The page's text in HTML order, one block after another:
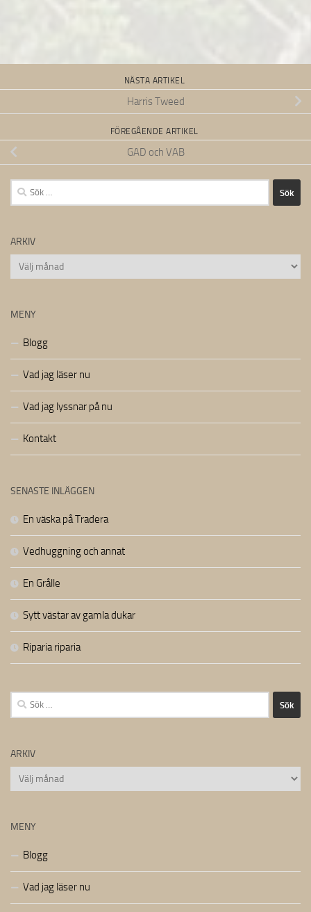
NÄSTA ARTIKEL
Harris Tweed
FÖREGÅENDE ARTIKEL
GAD och VAB
Sök
efter:
ARKIV
Arkiv
MENY
Blogg
Vad jag läser nu
Vad jag lyssnar på nu
Kontakt
SENASTE INLÄGGEN
En väska på Tradera
Vedhuggning och annat
En Grålle
Sytt västar av gamla dukar
Riparia riparia
Sök
efter:
ARKIV
Arkiv
MENY
Blogg
Vad jag läser nu